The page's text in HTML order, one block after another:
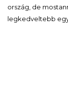
ország, de
legkedveltebb